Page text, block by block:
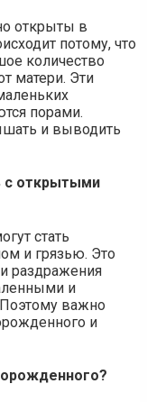
открыты в
потому, что
количество
матери. Эти
порами.
и выводить
с открытыми
стать
и грязью. Это
раздражения
и
важно
и